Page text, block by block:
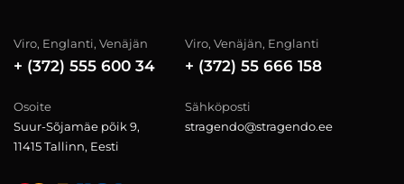
Viro, Englanti, Venäjän
+ (372) 555 600 34
Viro, Venäjän, Englanti
+ (372) 55 666 158
Osoite
Suur-Sõjamäe põik 9,
11415 Tallinn, Eesti
Sähköposti
stragendo@stragendo.ee